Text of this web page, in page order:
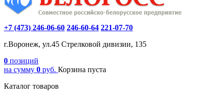
+7 (473) 246-06-60 246-60-64 221-07-70
г.Воронеж, ул.45 Стрелковой дивизии, 135
0 позиций
на сумму 0 руб. Корзина пуста
Каталог товаров